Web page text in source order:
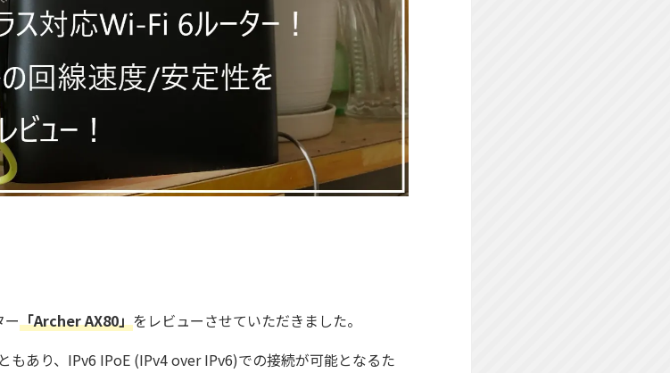
「Archer AX80」をレビューさせていただきました。
もあり、IPv6 IPoE (IPv4 over IPv6)での接続が可能となるた